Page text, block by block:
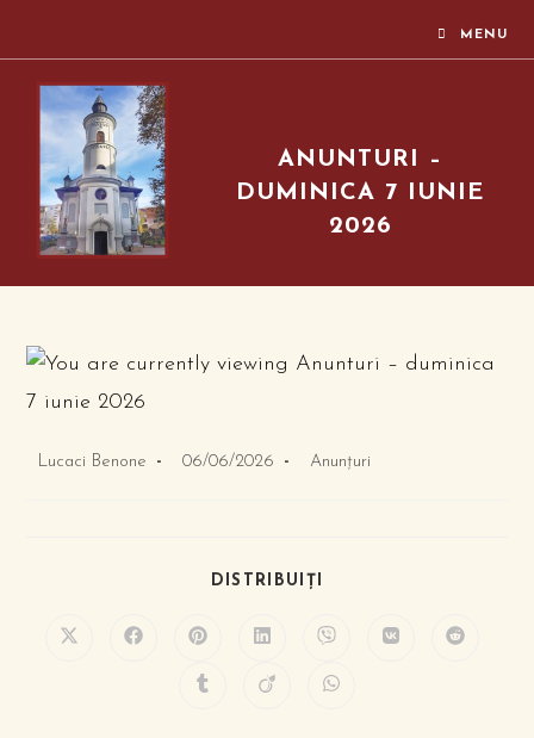
MENU
ANUNTURI –
DUMINICA 7 IUNIE
2026
Lucaci Benone 06/06/2026 Anunțuri
DISTRIBUIȚI